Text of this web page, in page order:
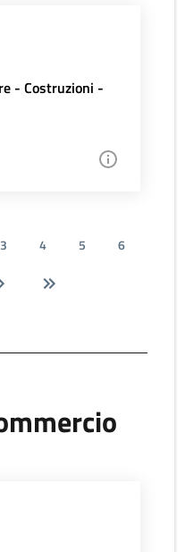
- Costruzioni -
3 4 5
6